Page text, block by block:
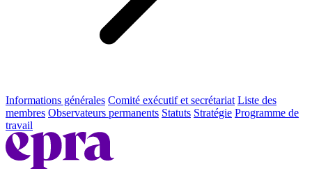
Informations générales Comité exécutif et secrétariat Liste des
membres Observateurs permanents Statuts Stratégie Programme de
travail